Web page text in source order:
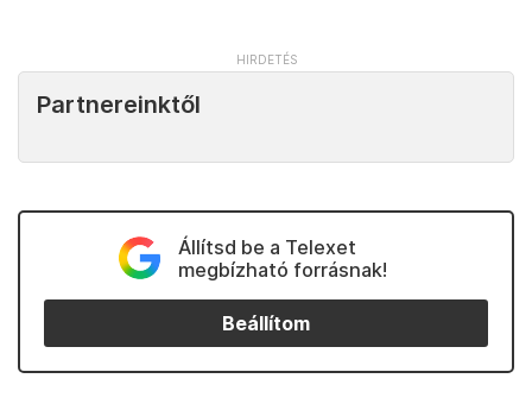
Partnereinktől
Állítsd be a Telexet
megbízható forrásnak!
Beállítom